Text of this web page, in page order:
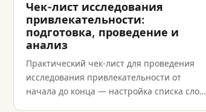
Чек-лист исследования
привлекательности:
подготовка, проведение и
анализ
Практический чек-лист для проведения
исследования привлекательности от
начала до конца — настройка списка слов,